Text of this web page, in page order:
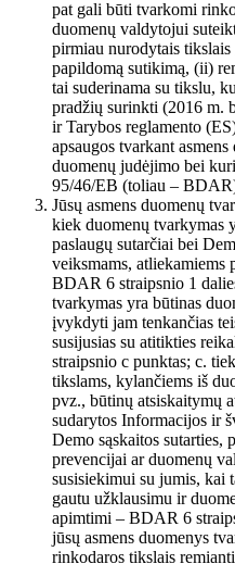
pat gali būti tvarkomi
duomenų valdytojui
pirmiau nurodytais
papildomą sutikimą, (ii)
tai suderinama su tikslu,
pradžių surinkti (2016 m.
ir Tarybos reglamento
apsaugos tvarkant
duomenų judėjimo bei
95/46/EB (toliau –
Jūsų asmens duomenų
kiek duomenų tvarkymas
paslaugų sutarčiai bei
veiksmams, atliekamiems
BDAR 6 straipsnio 1
tvarkymas yra būtinas
įvykdyti jam tenkančias
susijusias su atitikties
straipsnio c punktas; c.
tikslams, kylančiems iš
pvz., būtinų atsiskaitymų
sudarytos Informacijos ir
Demo sąskaitos sutarties,
prevencijai ar duomenų
susisiekimui su jumis, kai
gautu užklausimu ir
apimtimi – BDAR 6
jūsų asmens duomenys
rinkodaros tikslais